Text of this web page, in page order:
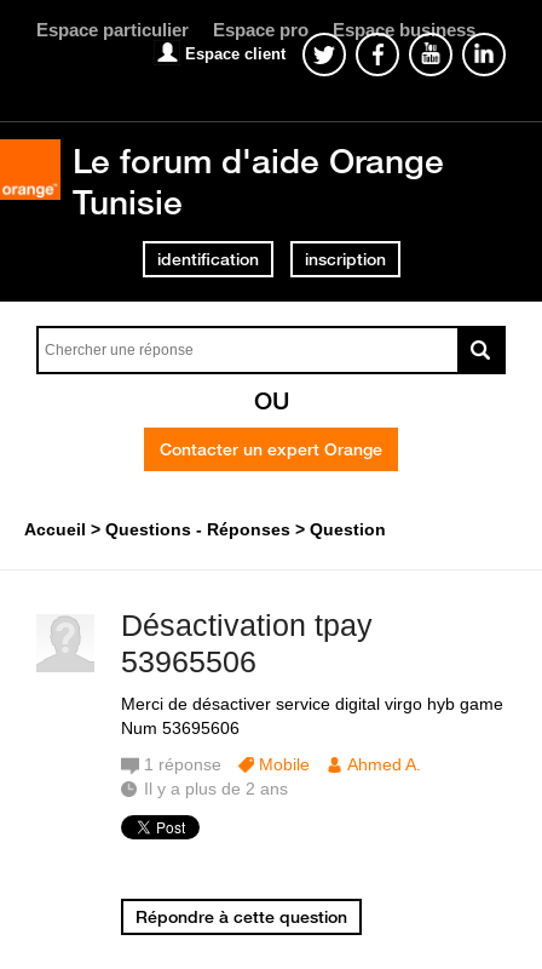
Espace particulier Espace pro Espace business
Espace client
Le forum d'aide Orange
Tunisie
identification inscription
OU
Contacter un expert Orange
Accueil Questions - Réponses Question
Désactivation tpay
53965506
Merci de désactiver service digital virgo hyb game
Num 53695606
1 réponse Mobile
Ahmed A.
Il y a plus de 2 ans
Répondre à cette question